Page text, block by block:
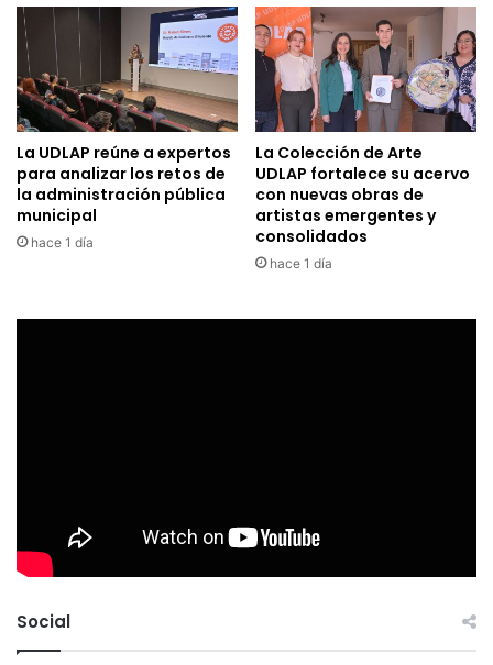
La UDLAP reúne a expertos
para analizar los retos de
la administración pública
municipal
hace 1 día
La Colección de Arte
UDLAP fortalece su acervo
con nuevas obras de
artistas emergentes y
consolidados
hace 1 día
Social